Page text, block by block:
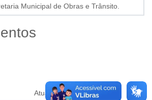
Municipal de Obras e Trânsito.
Atualizado em